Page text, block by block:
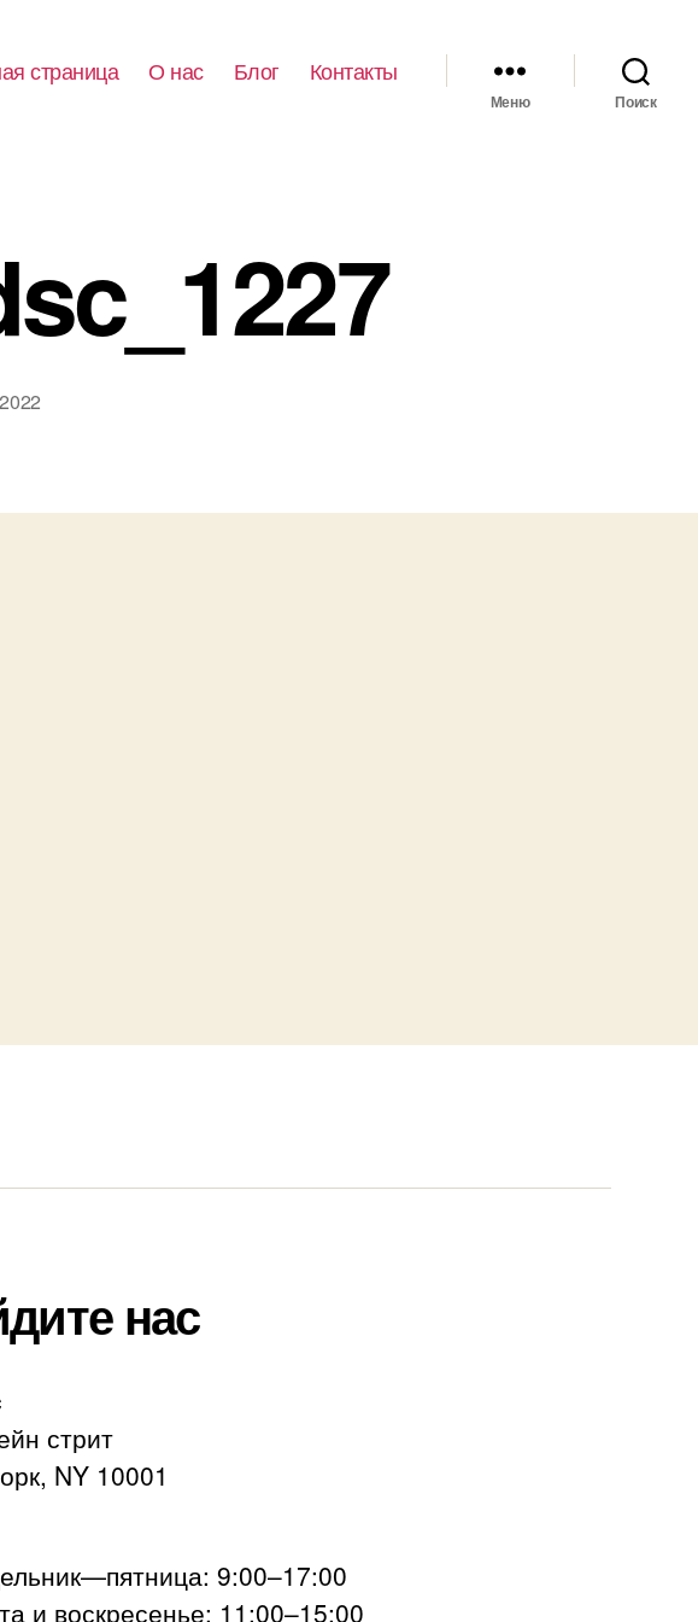
страница О нас Блог Контакты
Меню Поиск
нас
стрит
NY 10001
9:00–17:00
и воскресенье: 11:00–15:00